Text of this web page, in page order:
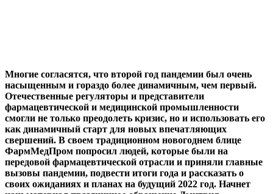
Многие согласятся, что второй год пандемии был очень
насыщенным и гораздо более динамичным, чем первый.
Отечественные регуляторы и представители
фармацевтической и медицинской промышленности
смогли не только преодолеть кризис, но и использовать его
как динамичный старт для новых впечатляющих
свершений. В своем традиционном новогоднем блице
ФармМедПром попросил людей, которые были на
передовой фармацевтической отрасли и приняли главные
вызовы пандемии, подвести итоги года и рассказать о
своих ожиданиях и планах на будущий 2022 год. Начнет